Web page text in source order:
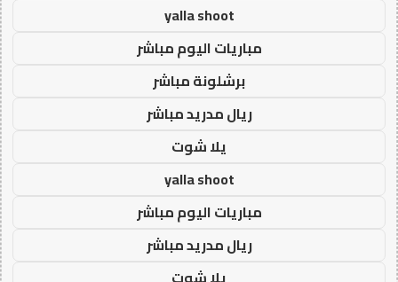
yalla shoot
مباريات اليوم مباشر
برشلونة مباشر
ريال مدريد مباشر
يلا شوت
yalla shoot
مباريات اليوم مباشر
ريال مدريد مباشر